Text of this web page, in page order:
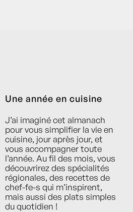
Une année en cuisine
J’ai imaginé cet almanach
pour vous simplifier la vie en
cuisine, jour après jour, et
vous accompagner toute
l’année. Au fil des mois, vous
découvrirez des spécialités
régionales, des recettes de
chef-fe-s qui m’inspirent,
mais aussi des plats simples
du quotidien !